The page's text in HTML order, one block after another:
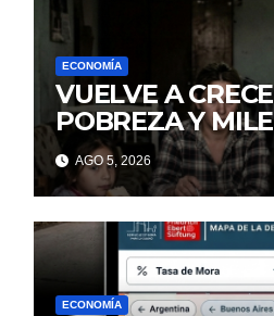
ECONOMÍA
VUELVE A
POBREZA Y
MINTIENDO
AGO 5, 2026
ECONOMÍA